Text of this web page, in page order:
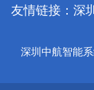
友情链接： 深
深圳中航智能